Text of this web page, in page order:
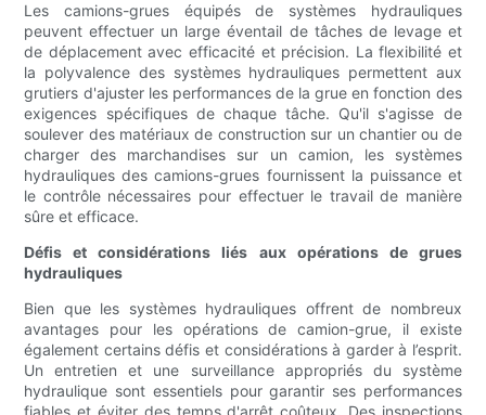
Les camions-grues équipés de systèmes hydrauliques
peuvent effectuer un large éventail de tâches de levage et
de déplacement avec efficacité et précision. La flexibilité et
la polyvalence des systèmes hydrauliques permettent aux
grutiers d'ajuster les performances de la grue en fonction des
exigences spécifiques de chaque tâche. Qu'il s'agisse de
soulever des matériaux de construction sur un chantier ou de
charger des marchandises sur un camion, les systèmes
hydrauliques des camions-grues fournissent la puissance et
le contrôle nécessaires pour effectuer le travail de manière
sûre et efficace.
Défis et considérations liés aux opérations de grues
hydrauliques
Bien que les systèmes hydrauliques offrent de nombreux
avantages pour les opérations de camion-grue, il existe
également certains défis et considérations à garder à l’esprit.
Un entretien et une surveillance appropriés du système
hydraulique sont essentiels pour garantir ses performances